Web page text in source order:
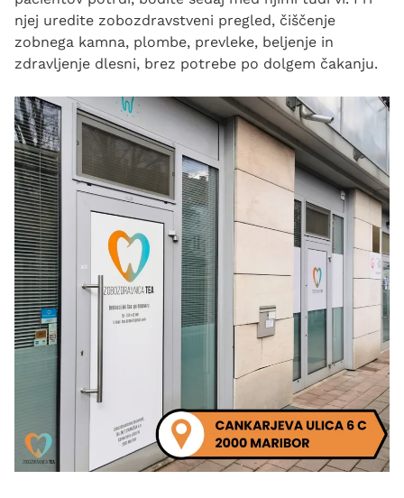
njej uredite zobozdravstveni pregled, čiščenje
zobnega kamna, plombe, prevleke, beljenje in
zdravljenje dlesni, brez potrebe po dolgem čakanju.